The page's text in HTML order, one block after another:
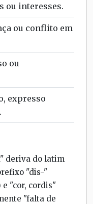
ou interesses.
ou conflito em
ou
expresso
deriva do latim
"dis-"
e "cor, cordis"
"falta de